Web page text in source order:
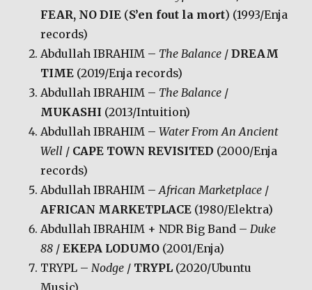
FEAR, NO DIE (S’en fout la mort) (1993/Enja
records)
Abdullah IBRAHIM – The Balance /DREAM
TIME (2019/Enja records)
Abdullah IBRAHIM – The Balance /
MUKASHI (2013/Intuition)
Abdullah IBRAHIM –Water From An Ancient
Well / CAPE TOWN REVISITED (2000/Enja
records)
Abdullah IBRAHIM –African Marketplace /
AFRICAN MARKETPLACE (1980/Elektra)
Abdullah IBRAHIM + NDR Big Band –Duke
88 /EKEPA LODUMO (2001/Enja)
TRYPL –Nodge / TRYPL (2020/Ubuntu